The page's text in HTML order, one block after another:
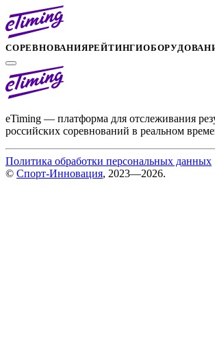
СОРЕВНОВАНИЯРЕЙТИНГИ
eTiming — платформа для отслеживания
российских соревнований в реальном
Политика обработки персональных данных
© Спорт-Инновация, 2023—2026.